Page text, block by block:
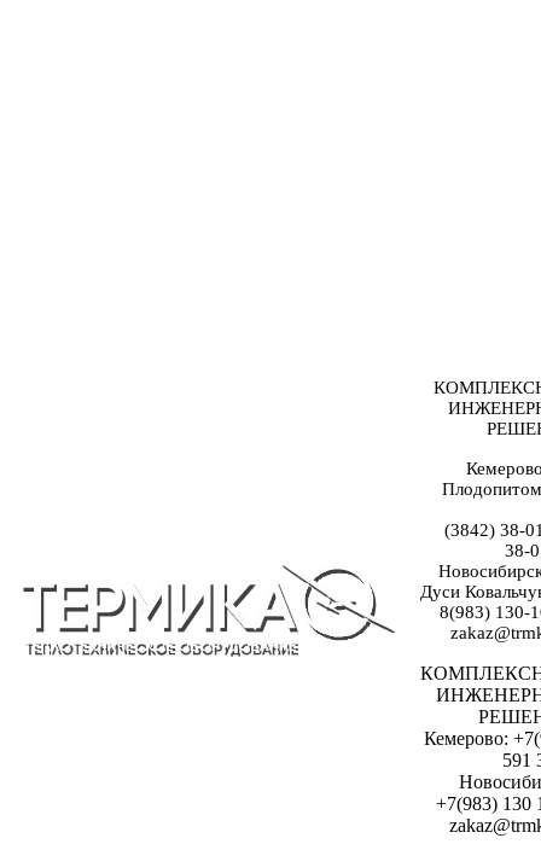
(3842) 38-
38-
Дуси
8(983) 130-
Кемерово:
591
+7(983) 130